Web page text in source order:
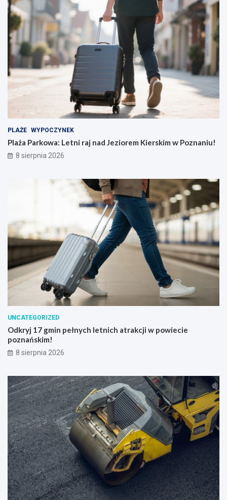
PLAŻE WYPOCZYNEK
Plaża Parkowa: Letni raj nad Jeziorem Kierskim w Poznaniu!
8 sierpnia 2026
UNCATEGORIZED
Odkryj 17 gmin pełnych letnich atrakcji w powiecie
poznańskim!
8 sierpnia 2026